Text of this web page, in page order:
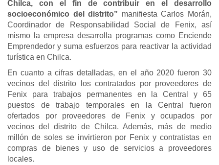
Chilca, con el fin de contribuir en el desarrollo
socioeconómico del distrito” manifiesta Carlos Morán,
Coordinador de Responsabilidad Social de Fenix, así
mismo la empresa desarrolla programas como Enciende
Emprendedor y suma esfuerzos para reactivar la actividad
turística en Chilca.
En cuanto a cifras detalladas, en el año 2020 fueron 30
vecinos del distrito los contratados por proveedores de
Fenix para trabajos permanentes en la Central y 65
puestos de trabajo temporales en la Central fueron
ofertados por proveedores de Fenix y ocupados por
vecinos del distrito de Chilca. Además, más de medio
millón de soles se invirtieron por Fenix y contratistas en
compras de bienes y uso de servicios a proveedores
locales.